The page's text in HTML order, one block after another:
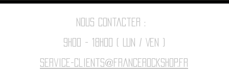
Nous contacter :
9h00 - 18H00 ( Lun / Ven )
Service-clients@francerockshop.fr